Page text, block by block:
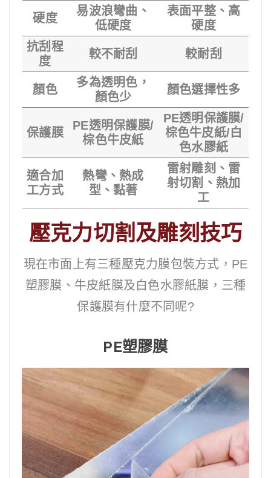
硬度
易波浪彎曲、
低硬度
表面平整、高
硬度
抗刮程
度
較不耐刮 較耐刮
顏色
多為透明色，
顏色少
顏色選擇性多
保護膜
PE透明保護膜/
棕色牛皮紙
PE透明保護膜/
棕色牛皮紙/白
色水膠紙
適合加
工方式
熱彎、熱成
型、黏著
雷射雕刻、雷
射切割、熱加
工
壓克力切割及雕刻技巧
現在市面上有三種壓克力膜包裝方式，PE
塑膠膜、牛皮紙膜及白色水膠紙膜，三種
保護膜有什麼不同呢?
PE塑膠膜